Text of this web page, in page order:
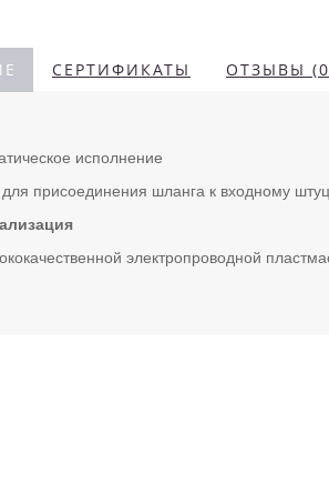
СЕРТИФИКАТЫ ОТЗЫВЫ
исполнение
присоединения шланга к входному
электропроводной